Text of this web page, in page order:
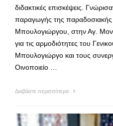
διδακτικές επισκέψεις.
παραγωγής της παραδοσιακής
Μπουλογιώργου, στην Αγ.
για τις αρμοδιότητες του
Μπουλογιώργο και τους
Οινοποιείο …
Διαβάστε περισσότερα